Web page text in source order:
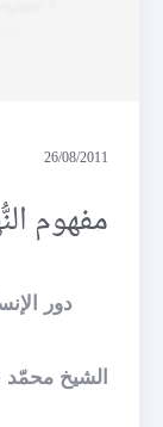
26/08/2011
مفهوم
دور
الشيخ